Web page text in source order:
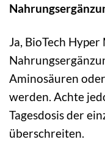
Ja, BioTech
Aminosäuren
werden. Achte
Tagesdosis der
überschreiten.